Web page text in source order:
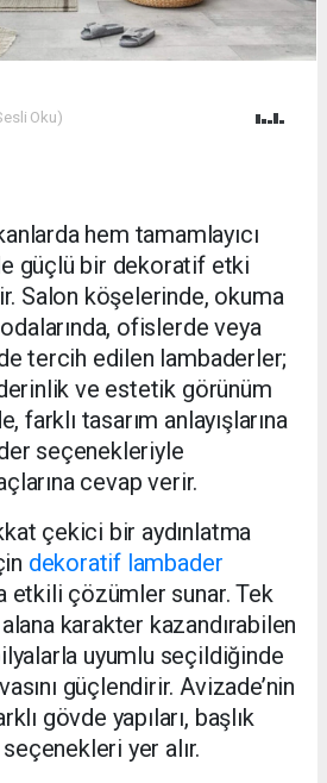
Oku)
hem tamamlayıcı
güçlü bir dekoratif etki
Salon köşelerinde, okuma
ofislerde veya
tercih edilen lambaderler;
ve estetik görünüm
farklı tasarım anlayışlarına
seçenekleriyle
cevap verir.
çekici bir aydınlatma
dekoratif lambader
etkili çözümler sunar. Tek
karakter kazandırabilen
uyumlu seçildiğinde
güçlendirir. Avizade’nin
gövde yapıları, başlık
yer alır.